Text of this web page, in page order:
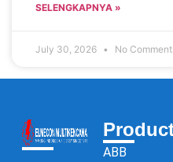
SELENGKAPNYA »
July 30, 2026 No
ABB